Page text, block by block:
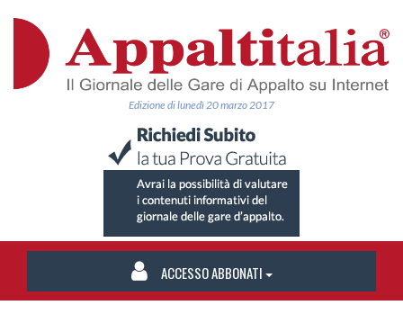
Edizione di lunedì 20 marzo 2017
ACCESSO ABBONATI